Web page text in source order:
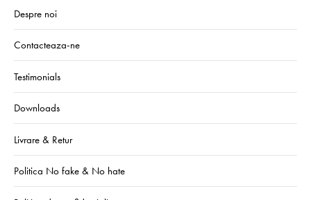
Despre noi
Contacteaza-ne
Testimonials
Downloads
Livrare & Retur
Politica No fake & No hate